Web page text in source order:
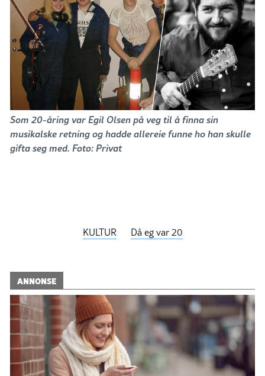
Som 20-åring var Egil Olsen på veg til å finna sin
musikalske retning og hadde allereie funne ho han skulle
gifta seg med. Foto: Privat
KULTUR Då eg var 20
ANNONSE